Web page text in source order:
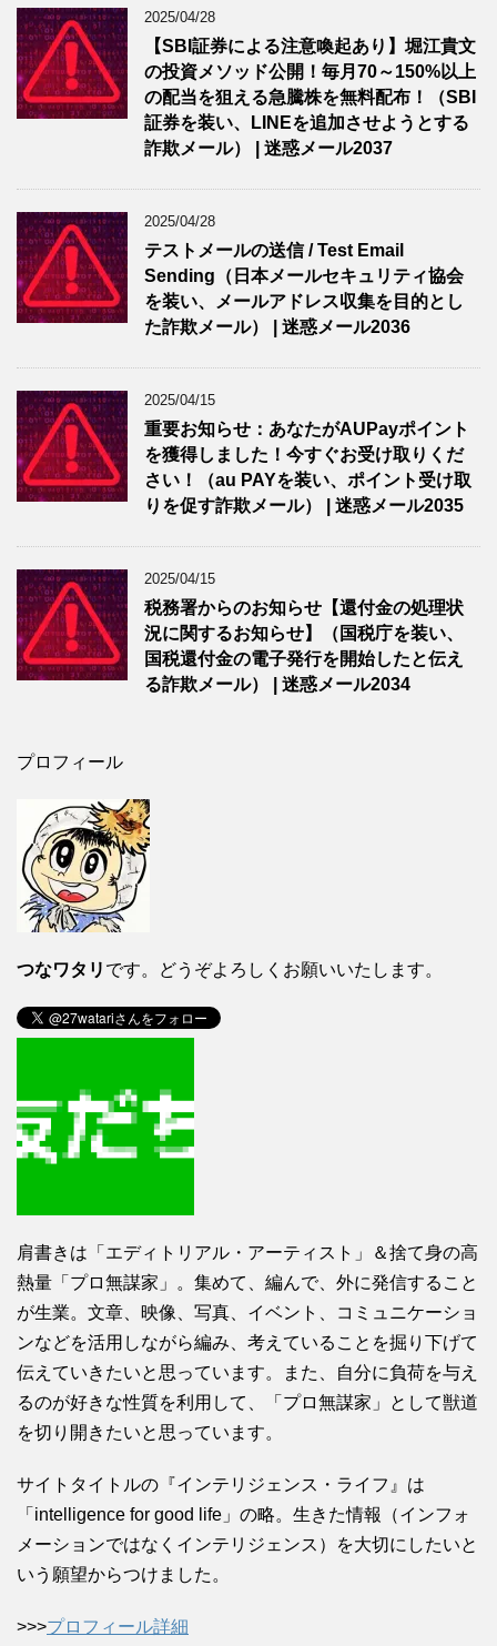
2025/04/28
【SBI証券による注意喚起あり】堀江貴文
の投資メソッド公開！毎月70～150%以上
の配当を狙える急騰株を無料配布！（SBI
証券を装い、LINEを追加させようとする
詐欺メール） | 迷惑メール2037
2025/04/28
テストメールの送信 / Test Email
Sending（日本メールセキュリティ協会
を装い、メールアドレス収集を目的とし
た詐欺メール） | 迷惑メール2036
2025/04/15
重要お知らせ：あなたがAUPayポイント
を獲得しました！今すぐお受け取りくだ
さい！（au PAYを装い、ポイント受け取
りを促す詐欺メール） | 迷惑メール2035
2025/04/15
税務署からのお知らせ【還付金の処理状
況に関するお知らせ】（国税庁を装い、
国税還付金の電子発行を開始したと伝え
る詐欺メール） | 迷惑メール2034
プロフィール
つなワタリ です。どうぞよろしくお願いいたします。
肩書きは「エディトリアル・アーティスト」＆捨て身の高
熱量「プロ無謀家」。集めて、編んで、外に発信すること
が生業。文章、映像、写真、イベント、コミュニケーショ
ンなどを活用しながら編み、考えていることを掘り下げて
伝えていきたいと思っています。また、自分に負荷を与え
るのが好きな性質を利用して、「プロ無謀家」として獣道
を切り開きたいと思っています。
サイトタイトルの『インテリジェンス・ライフ』は
「intelligence for good life」の略。生きた情報（インフォ
メーションではなくインテリジェンス）を大切にしたいと
いう願望からつけました。
>>>プロフィール詳細